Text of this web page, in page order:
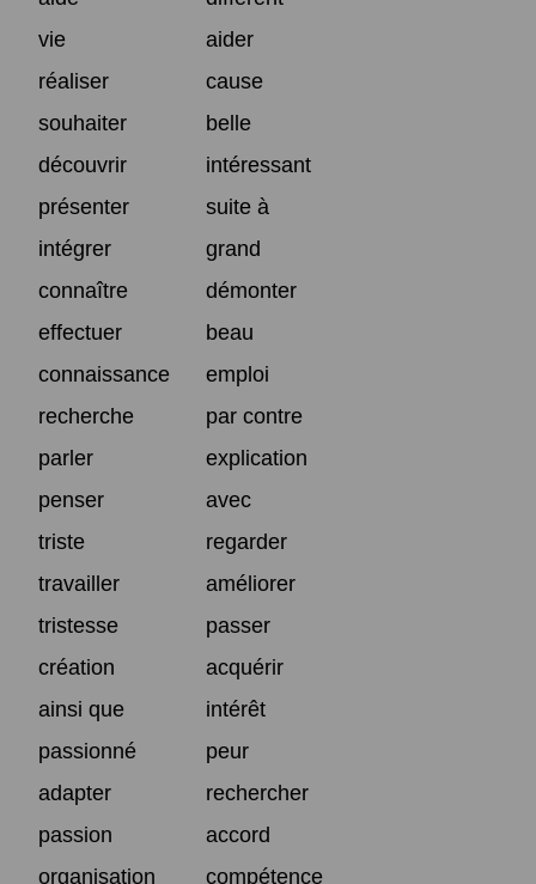
vie
aider
réaliser
cause
souhaiter
belle
découvrir
intéressant
présenter
suite à
intégrer
grand
connaître
démonter
effectuer
beau
connaissance
emploi
recherche
par contre
parler
explication
penser
avec
triste
regarder
travailler
améliorer
tristesse
passer
création
acquérir
ainsi que
intérêt
passionné
peur
adapter
rechercher
passion
accord
organisation
compétence